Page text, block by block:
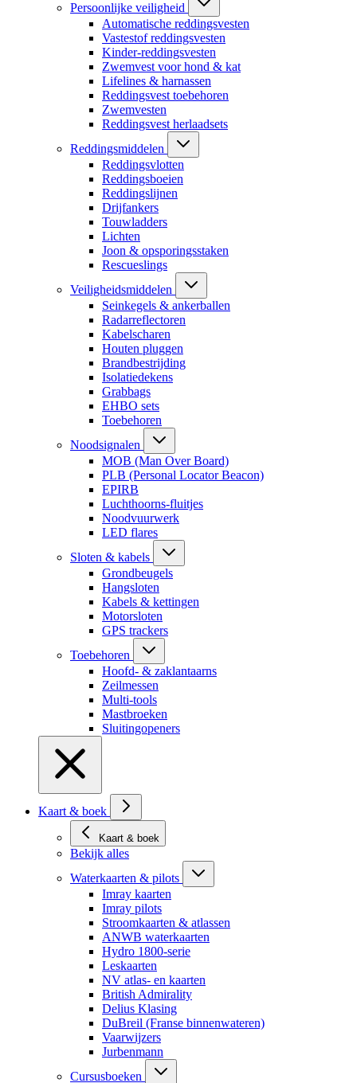
Persoonlijke veiligheid
Automatische reddingsvesten
Vastestof reddingsvesten
Kinder-reddingsvesten
Zwemvest voor hond & kat
Lifelines & harnassen
Reddingsvest toebehoren
Zwemvesten
Reddingsvest herlaadsets
Reddingsmiddelen
Reddingsvlotten
Reddingsboeien
Reddingslijnen
Drijfankers
Touwladders
Lichten
Joon & opsporingsstaken
Rescueslings
Veiligheidsmiddelen
Seinkegels & ankerballen
Radarreflectoren
Kabelscharen
Houten pluggen
Brandbestrijding
Isolatiedekens
Grabbags
EHBO sets
Toebehoren
Noodsignalen
MOB (Man Over Board)
PLB (Personal Locator Beacon)
EPIRB
Luchthoorns-fluitjes
Noodvuurwerk
LED flares
Sloten & kabels
Grondbeugels
Hangsloten
Kabels & kettingen
Motorsloten
GPS trackers
Toebehoren
Hoofd- & zaklantaarns
Zeilmessen
Multi-tools
Mastbroeken
Sluitingopeners
Kaart & boek
Kaart & boek
Bekijk alles
Waterkaarten & pilots
Imray kaarten
Imray pilots
Stroomkaarten & atlassen
ANWB waterkaarten
Hydro 1800-serie
Leskaarten
NV atlas- en kaarten
British Admirality
Delius Klasing
DuBreil (Franse binnenwateren)
Vaarwijzers
Jurbenmann
Cursusboeken